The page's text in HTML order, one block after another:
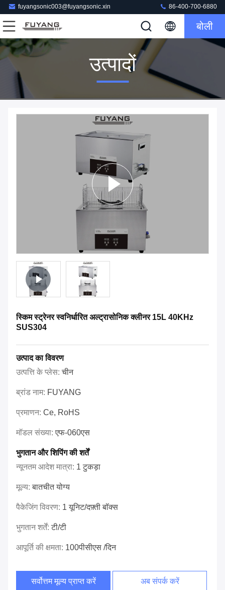
fuyangsonic003@fuyangsonic.xin 86-400-700-6880
बोली
उत्पादों
स्किम स्ट्रेनर स्वनिर्धारित अल्ट्रासोनिक क्लीनर 15L 40KHz
SUS304
उत्पाद का विवरण
उत्पत्ति के प्लेस:चीन
ब्रांड नाम: FUYANG
प्रमाणन: Ce, RoHS
मॉडल संख्या:एफ-060एस
भुगतान और शिपिंग की शर्तें
न्यूनतम आदेश मात्रा: 1 टुकड़ा
मूल्य:बातचीत योग्य
पैकेजिंग विवरण: 1 यूनिट/दफ़्ती बॉक्स
भुगतान शर्तें:टी/टी
आपूर्ति की क्षमता: 100पीसीएस /दिन
सर्वोत्तम मूल्य प्राप्त करें अब संपर्क करें